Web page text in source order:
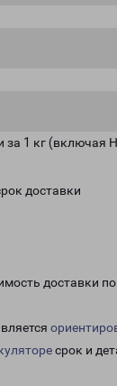
за 1 кг (включая
доставки
доставки
срок и